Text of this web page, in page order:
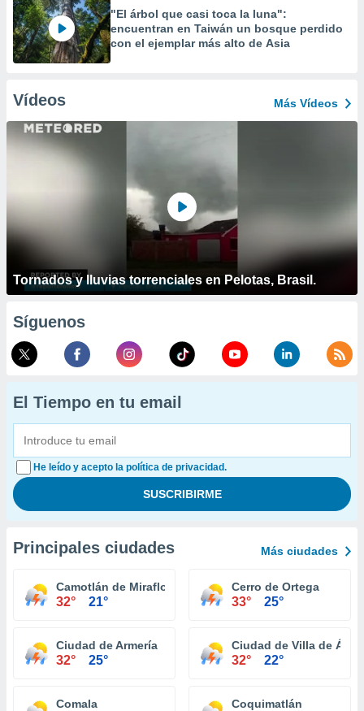
"El árbol que casi toca la luna":
encuentran en Taiwán un bosque perdido
con el ejemplar más alto de Asia
Vídeos Más Vídeos
Tornados y lluvias torrenciales en Pelotas, Brasil.
Síguenos
El Tiempo en tu email
He leído y acepto la política de privacidad.
Principales ciudades Más ciudades
Camotlán de Miraflores
32° 21°
Cerro de Ortega
33° 25°
Ciudad de Armería
32° 25°
Ciudad de Villa de
32° 22°
Comala Coquimatlán